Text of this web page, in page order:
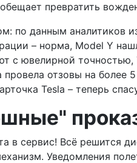
превратить
по данным аналитиков
– норма, Model Y
с ювелирной
провела отзовы на
Tesla – теперь
в сервис! Всё решится
Уведомления